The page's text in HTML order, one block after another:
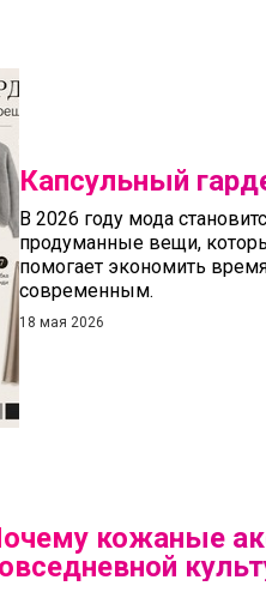
Капсульный
В 2026 году мода
продуманные вещи,
помогает экономить
современным.
18 мая 2026
кожаные